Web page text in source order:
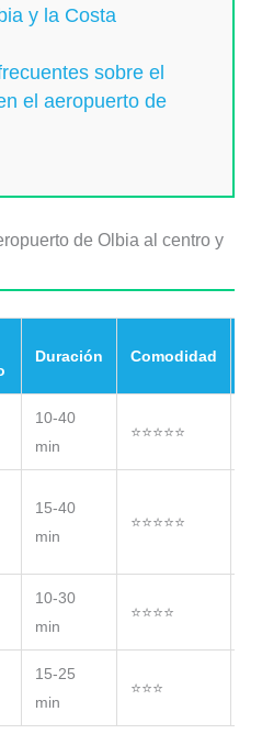
y la Costa
sobre el
el aeropuerto de
de Olbia al centro y
Duración Comodidad
10-40
min
⭐⭐⭐⭐⭐
15-40
min
⭐⭐⭐⭐⭐
10-30
min
⭐⭐⭐⭐
15-25
min
⭐⭐⭐